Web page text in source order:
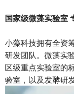
国家级微藻实验室
小藻科技拥有全资
研发团队。微藻实
区级重点实验室的
验室，以及发酵研